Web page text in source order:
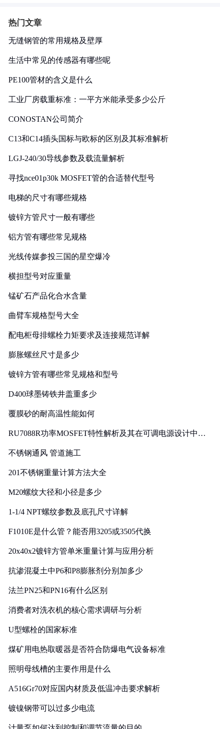
热门文章
无缝钢管的常用规格及壁厚
生活中常见的传感器有哪些呢
PE100管材的含义是什么
工业厂房载重标准：一平方米能承受多少公斤
CONOSTAN公司简介
C13和C14插头国标与欧标的区别及其标准解析
LGJ-240/30导线参数及载流量解析
寻找nce01p30k MOSFET管的合适替代型号
电梯的尺寸有哪些规格
镀锌方管尺寸一般有哪些
铝方管有哪些常见规格
光线传媒参投三国的星空爆冷
横担型号对应重量
锰矿石产品化合水含量
曲臂车规格型号大全
配电柜母排螺栓力矩要求及连接规范详解
膨胀螺丝尺寸是多少
镀锌方管有哪些常见规格和型号
D400球墨铸铁井盖重多少
覆膜砂的耐高温性能如何
RU7088R功率MOSFET特性解析及其在可调电源设计中的
不锈钢通风 管道施工
201不锈钢重量计算方法大全
M20螺纹大径和小径是多少
1-1/4 NPT螺纹参数及底孔尺寸详解
F1010E是什么管？能否用3205或3505代换
20x40x2镀锌方管单米重量计算与应用分析
抗渗混凝土中P6和P8膨胀剂分别加多少
法兰PN25和PN16有什么区别
消费者对洗衣机的核心需求调研与分析
U型螺栓的国家标准
煤矿用电热取暖器是否符合防爆电气设备标准
照明母线槽的主要作用是什么
A516Gr70对应国内材质及低温冲击要求解析
镀镍钢带可以过多少电流